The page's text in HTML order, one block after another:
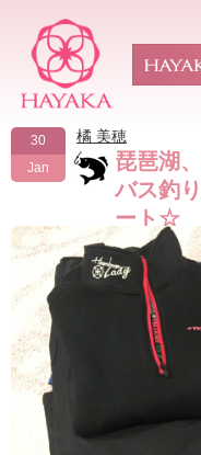
30
Jan
橘 美穂
琵琶湖
バス釣
ート☆